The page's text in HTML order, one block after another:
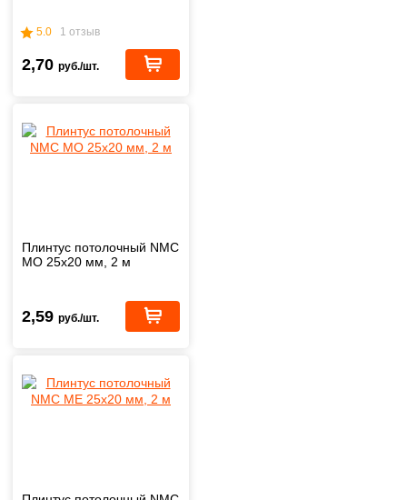
5.0 1 отзыв
2,70 руб./шт.
Плинтус потолочный NMC
MO 25х20 мм, 2 м
2,59 руб./шт.